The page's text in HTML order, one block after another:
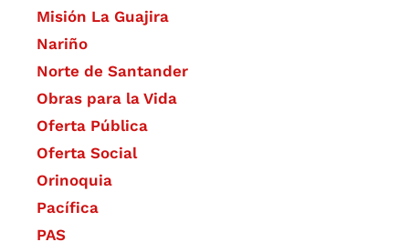
Misión La Guajira
Nariño
Norte de Santander
Obras para la Vida
Oferta Pública
Oferta Social​​
Orinoquia
Pacífica
PAS